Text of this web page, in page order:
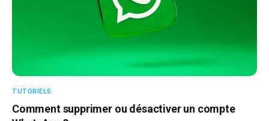
TUTORIELS
Comment supprimer ou désactiver un compte